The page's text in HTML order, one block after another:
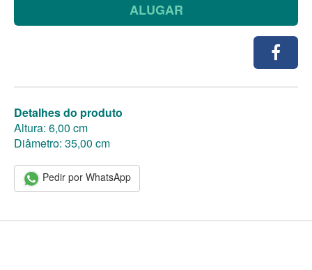
ALUGAR
Detalhes do produto
Altura: 6,00 cm
Diâmetro: 35,00 cm
Pedir por WhatsApp